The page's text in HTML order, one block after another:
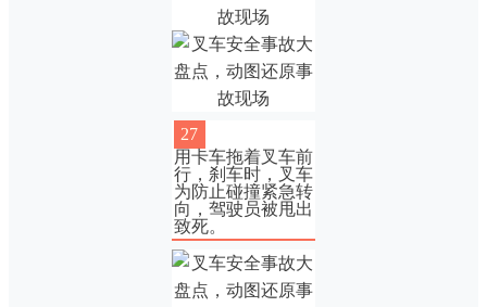
27
用卡车拖着叉车前
行，刹车时，叉车
为防止碰撞紧急转
向，驾驶员被甩出
致死。